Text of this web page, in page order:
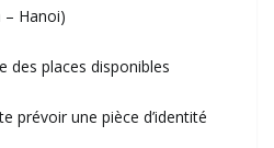
– Hanoi)
des places disponibles
prévoir une pièce d’identité